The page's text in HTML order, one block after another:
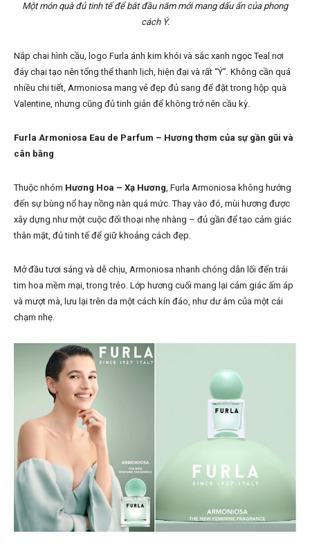
Một món quà đủ tinh tế để bắt đầu năm mới mang dấu ấn của phong
cách Ý.
Nắp chai hình cầu, logo Furla ánh kim khói và sắc xanh ngọc Teal nơi
đáy chai tạo nên tổng thể thanh lịch, hiện đại và rất “Ý”. Không cần quá
nhiều chi tiết, Armoniosa mang vẻ đẹp đủ sang để đặt trong hộp quà
Valentine, nhưng cũng đủ tinh giản để không trở nên cầu kỳ.
Furla Armoniosa Eau de Parfum – Hương thơm của sự gần gũi và
cân bằng
Thuộc nhóm Hương Hoa – Xạ Hương, Furla Armoniosa không hướng
đến sự bùng nổ hay nồng nàn quá mức. Thay vào đó, mùi hương được
xây dựng như một cuộc đối thoại nhẹ nhàng – đủ gần để tạo cảm giác
thân mật, đủ tinh tế để giữ khoảng cách đẹp.
Mở đầu tươi sáng và dễ chịu, Armoniosa nhanh chóng dẫn lối đến trái
tim hoa mềm mại, trong trẻo. Lớp hương cuối mang lại cảm giác ấm áp
và mượt mà, lưu lại trên da một cách kín đáo, như dư âm của một cái
chạm nhẹ.